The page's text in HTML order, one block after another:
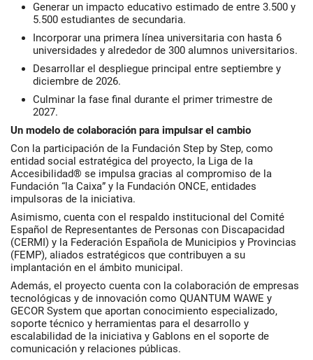
Generar un impacto educativo estimado de entre 3.500 y
5.500 estudiantes de secundaria.
Incorporar una primera línea universitaria con hasta 6
universidades y alrededor de 300 alumnos universitarios.
Desarrollar el despliegue principal entre septiembre y
diciembre de 2026.
Culminar la fase final durante el primer trimestre de
2027.
Un modelo de colaboración para impulsar el cambio
Con la participación de la Fundación Step by Step, como
entidad social estratégica del proyecto, la Liga de la
Accesibilidad® se impulsa gracias al compromiso de la
Fundación “la Caixa” y la Fundación ONCE, entidades
impulsoras de la iniciativa.
Asimismo, cuenta con el respaldo institucional del Comité
Español de Representantes de Personas con Discapacidad
(CERMI) y la Federación Española de Municipios y Provincias
(FEMP), aliados estratégicos que contribuyen a su
implantación en el ámbito municipal.
Además, el proyecto cuenta con la colaboración de empresas
tecnológicas y de innovación como QUANTUM WAWE y
GECOR System que aportan conocimiento especializado,
soporte técnico y herramientas para el desarrollo y
escalabilidad de la iniciativa y Gablons en el soporte de
comunicación y relaciones públicas.